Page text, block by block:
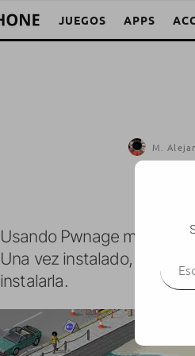
JUEGOS APPS
M.
Usando Pwnage me he
Una vez instalado, he
instalarla.